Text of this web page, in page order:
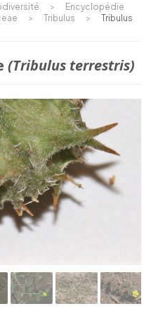
>
Encyclopédie
> Tribulus >
Tribulus
(Tribulus terrestris)